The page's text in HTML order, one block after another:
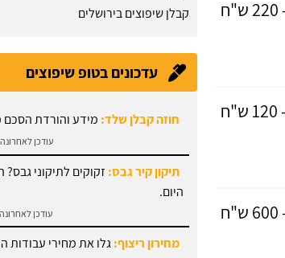
קבלן שיפוצים בירושלים
עדכונים בטופ שיפוצים
חוזה קבלן שלד: מידע והורדת הסכם
עודכן
תיקון קיר גבס: זקוקים לתיקוני
היום.
עודכן
מחירון ריצוף:גלו את מחירי עבודות